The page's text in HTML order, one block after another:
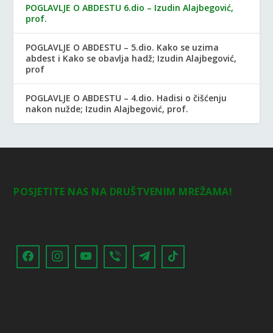
POGLAVLJE O ABDESTU 6.dio – Izudin Alajbegović,
prof.
POGLAVLJE O ABDESTU – 5.dio. Kako se uzima
abdest i Kako se obavlja hadž; Izudin Alajbegović,
prof
POGLAVLJE O ABDESTU – 4.dio. Hadisi o čišćenju
nakon nužde; Izudin Alajbegović, prof.
POSJETITE NAS NA DRUŠTVENIM MREŽAMA!